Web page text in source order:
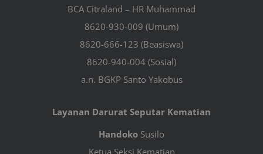
BCA Citraland – HR Muhammad
8620-930-009 (Umum)
8620-666-123 (Beasiswa)
8620-940-004 (Sosial)
a.n. BGKP Santo Yakobus
Layanan Darurat Seputar Kematian
Handoko Susilo
Ketua Seksi Kematian